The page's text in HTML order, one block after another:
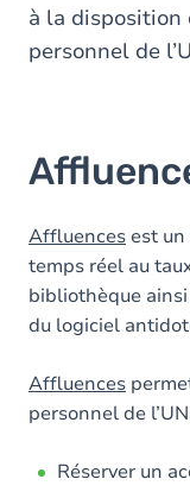
à la disposition
personnel de
Affluences est
temps réel au
bibliothèque
du logiciel
Affluences
personnel de
Réserver un